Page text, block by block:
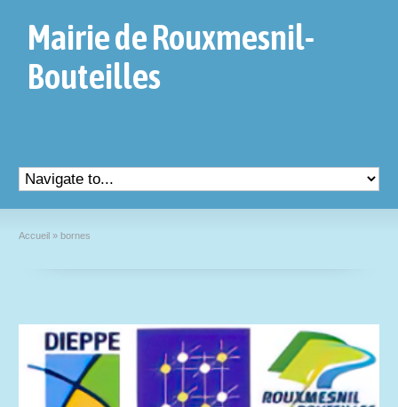
Mairie de Rouxmesnil-
Bouteilles
Accueil » bornes